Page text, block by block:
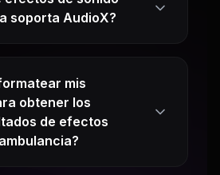
soporta AudioX?
mis
obtener los
de efectos